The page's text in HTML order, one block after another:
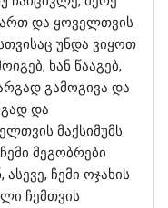
და ყოველთვის
უნდა ვიყოთ
ხან წააგებ,
გამოგივა და
და
მაქსიმუმს
მეგობრები
ჩემი ოჯახის
ჩემთვის